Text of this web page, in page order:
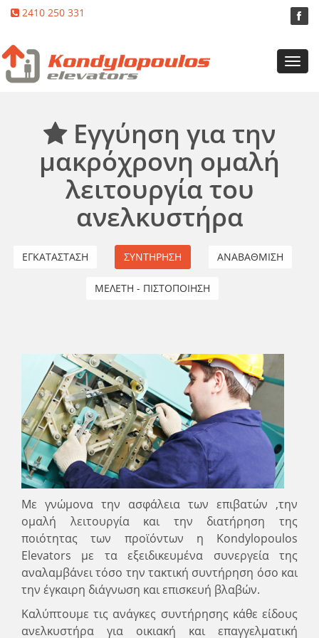
2410 250 331
Εγγύηση για την
μακρόχρονη ομαλή
λειτουργία του
ανελκυστήρα
ΕΓΚΑΤΑΣΤΑΣΗ ΣΥΝΤΗΡΗΣΗ ΑΝΑΒΑΘΜΙΣΗ
ΜΕΛΕΤΗ - ΠΙΣΤΟΠΟΙΗΣΗ
Με γνώμονα την ασφάλεια των επιβατών ,την
ομαλή λειτουργία και την διατήρηση της
ποιότητας των προϊόντων η Kondylopoulos
Elevators με τα εξειδικευμένα συνεργεία της
αναλαμβάνει τόσο την τακτική συντήρηση όσο και
την έγκαιρη διάγνωση και επισκευή βλαβών.
Καλύπτουμε τις ανάγκες συντήρησης κάθε είδους
ανελκυστήρα για οικιακή και επαγγελματική